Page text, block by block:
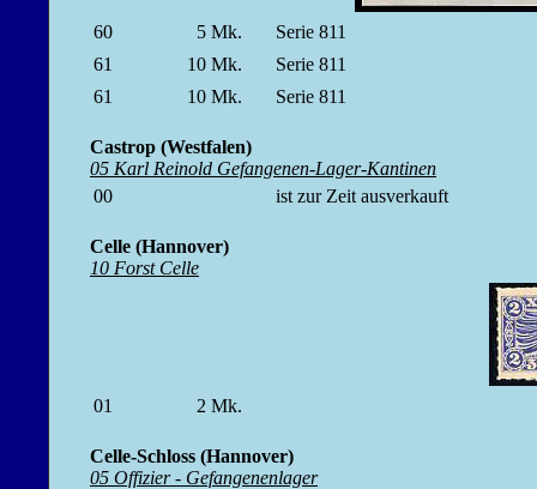
60 5 Mk.
Serie 811
61
10 Mk.
Serie 811
61
10 Mk. Serie 811
Castrop (Westfalen)
05 Karl Reinold Gefangenen-Lager-Kantinen
00
ist zur Zeit ausverkauft
Celle (Hannover)
10 Forst Celle
01 2 Mk.
Celle-Schloss (Hannover)
05 Offizier - Gefangenenlager